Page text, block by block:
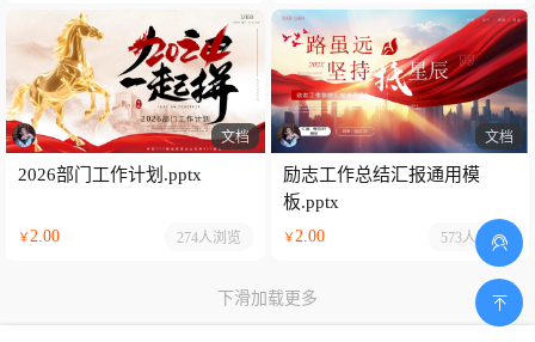
文档
2026部门工作计划.pptx
￥2.00 274人浏览
文档
励志工作总结汇报通用模
板.pptx
￥2.00 573人浏览
下滑加载更多